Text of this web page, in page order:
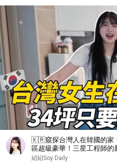
🇰🇷窺探台灣人在韓國的家
區超級豪華！三星工程師的
Tour｜紹紹 Soy Daily
紹紹Soy Daily